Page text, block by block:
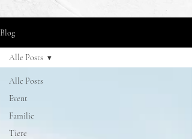
Blog
Alle Posts
Event
Familie
Tiere
Alle Posts